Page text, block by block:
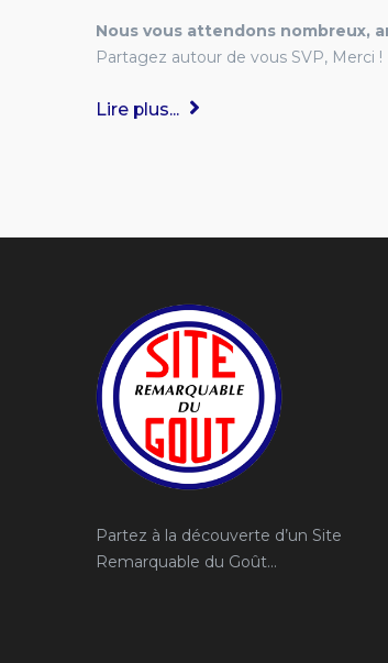
Nous vous attendons nombreux,
Partagez autour de vous SVP, Merci !
Lire plus...
Partez à la découverte d’un Site
Remarquable du Goût…